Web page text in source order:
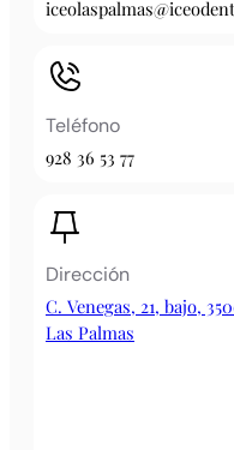
Teléfono
928 36 53 77
Dirección
C. Venegas, 21, bajo,
Las Palmas